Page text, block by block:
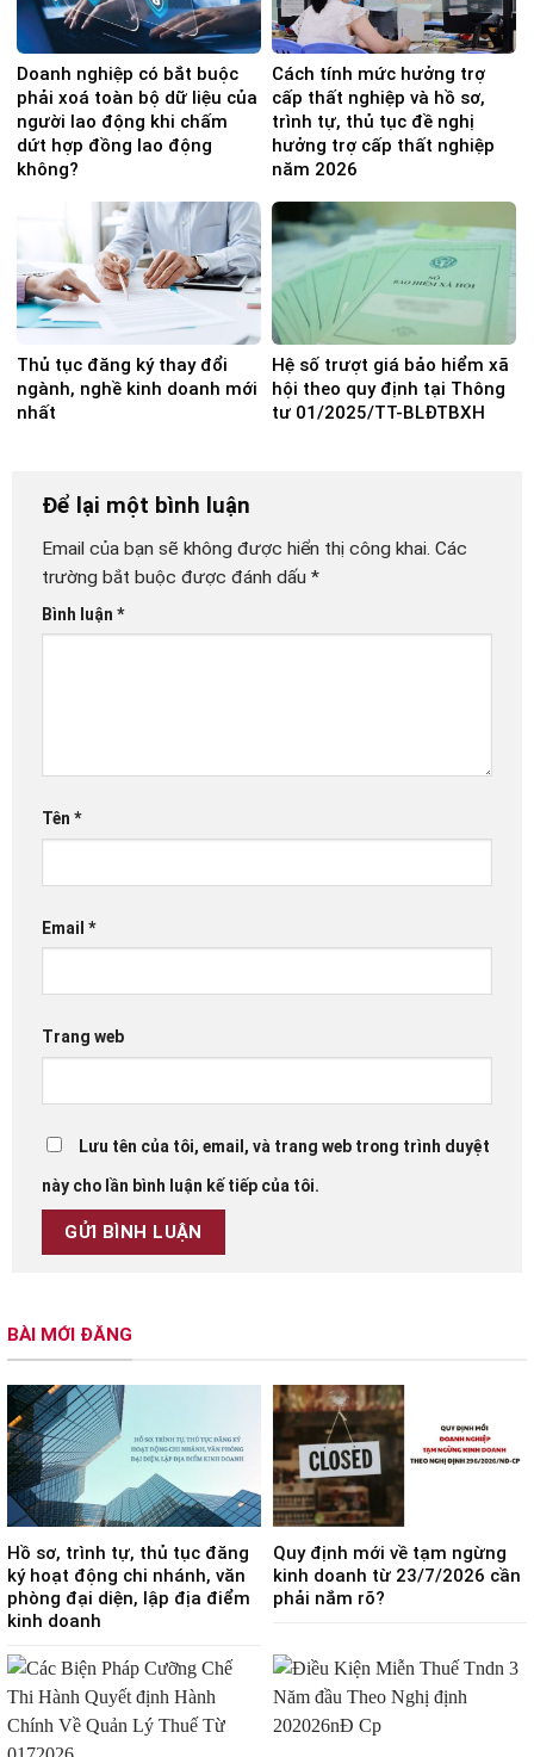
Doanh nghiệp có bắt buộc
phải xoá toàn bộ dữ liệu của
người lao động khi chấm
dứt hợp đồng lao động
không?
Cách tính mức hưởng trợ
cấp thất nghiệp và hồ sơ,
trình tự, thủ tục đề nghị
hưởng trợ cấp thất nghiệp
năm 2026
Thủ tục đăng ký thay đổi
ngành, nghề kinh doanh mới
nhất
Hệ số trượt giá bảo hiểm xã
hội theo quy định tại Thông
tư 01/2025/TT-BLĐTBXH
Để lại một bình luận
Email của bạn sẽ không được hiển thị công khai. Các
trường bắt buộc được đánh dấu *
Bình luận *
Tên *
Email *
Trang web
Lưu tên của tôi, email, và trang web trong trình duyệt
này cho lần bình luận kế tiếp của tôi.
BÀI MỚI ĐĂNG
Hồ sơ, trình tự, thủ tục đăng
ký hoạt động chi nhánh, văn
phòng đại diện, lập địa điểm
kinh doanh
Quy định mới về tạm ngừng
kinh doanh từ 23/7/2026 cần
phải nắm rõ?